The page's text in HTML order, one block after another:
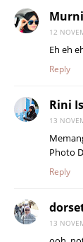
12
Eh eh
Reply
Rini
13
Photo
Reply
13